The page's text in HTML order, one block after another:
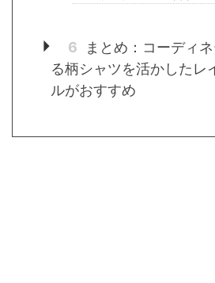
6
まとめ：コーディ
る柄シャツを活かしたレ
ルがおすすめ